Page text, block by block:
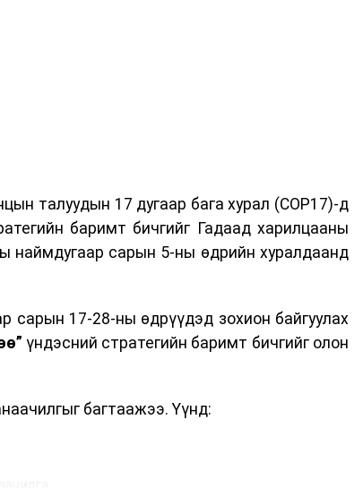
талуудын 17 дугаар бага хурал (COP17)-д
баримт бичгийг Гадаад харилцааны
наймдугаар сарын 5-ны өдрийн хуралдаанд
сарын 17-28-ны өдрүүдэд зохион байгуулах
үндэсний стратегийн баримт бичгийг олон
багтаажээ. Үүнд: